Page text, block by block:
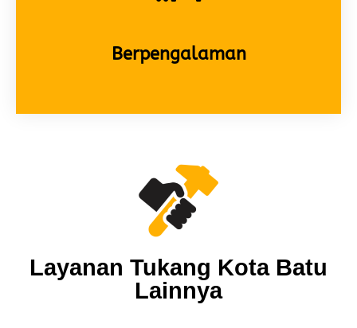
Berpengalaman
Layanan Tukang Kota Batu
Lainnya